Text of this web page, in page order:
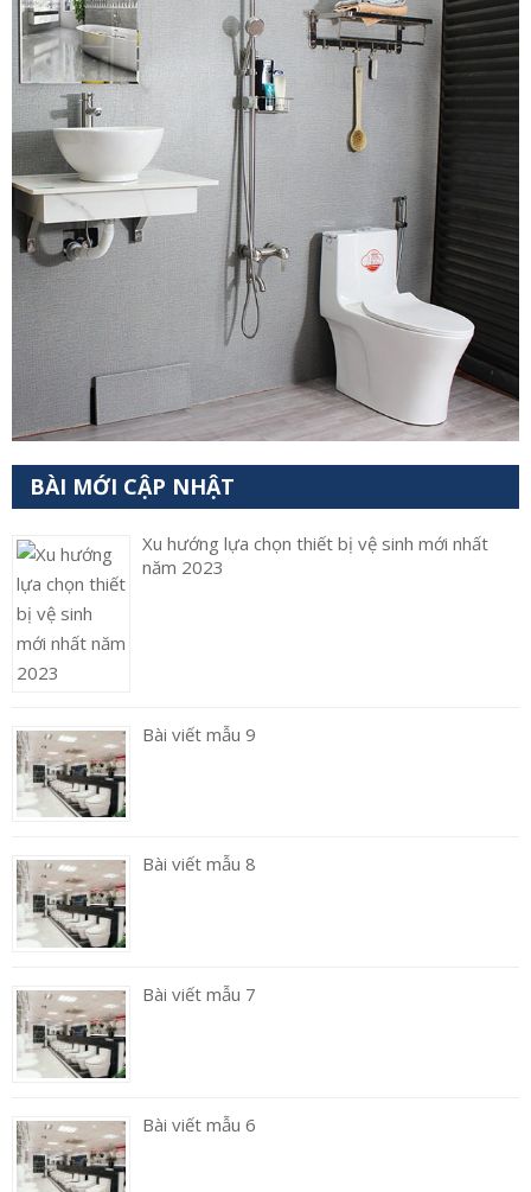
BÀI MỚI CẬP NHẬT
Xu hướng lựa chọn thiết bị vệ sinh mới nhất
năm 2023
Bài viết mẫu 9
Bài viết mẫu 8
Bài viết mẫu 7
Bài viết mẫu 6